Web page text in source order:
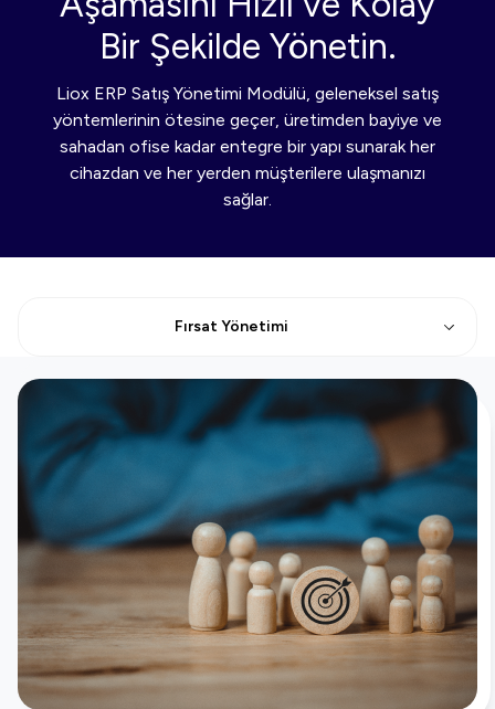
Bir Şekilde Yönetin.
Liox ERP Satış Yönetimi Modülü, geleneksel satış
yöntemlerinin ötesine geçer, üretimden bayiye ve
sahadan ofise kadar entegre bir yapı sunarak her
cihazdan ve her yerden müşterilere ulaşmanızı
sağlar.
Fırsat Yönetimi